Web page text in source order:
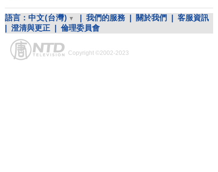
語言： 中文(台灣) 我們的服務 關於我們
客服資訊
澄清與更正 倫理委員會
Copyright ©2002-2023